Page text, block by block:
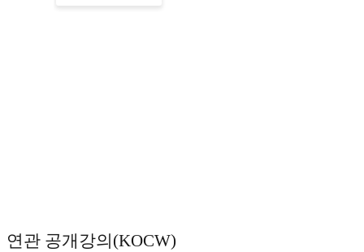
연관 공개강의(KOCW)